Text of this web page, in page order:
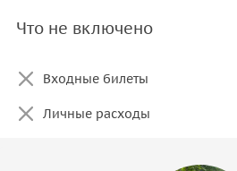
Что не включено
Входные билеты
Личные расходы